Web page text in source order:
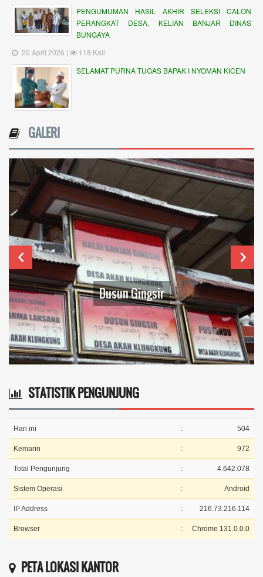
PENGUMUMAN HASIL AKHIR SELEKSI CALON
PERANGKAT DESA, KELIAN BANJAR DINAS
BUNGAYA
20 April 2026 |
118 Kali
SELAMAT PURNA TUGAS BAPAK I NYOMAN KICEN
GALERI
Gerak Jalan PKK Dalam Rangka HUT
RI Ke
STATISTIK PENGUNJUNG
Hari ini : 504
Kemarin : 972
Total Pengunjung : 4.642.078
Sistem Operasi : Android
IP Address : 216.73.216.114
Browser : Chrome 131.0.0.0
PETA LOKASI KANTOR